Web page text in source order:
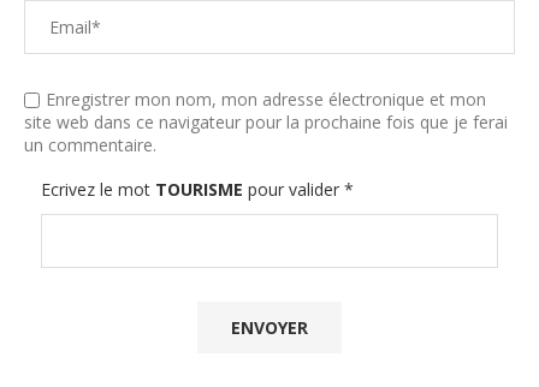
Enregistrer mon nom, mon adresse électronique et mon
site web dans ce navigateur pour la prochaine fois que je ferai
un commentaire.
Ecrivez le mot TOURISME pour valider *